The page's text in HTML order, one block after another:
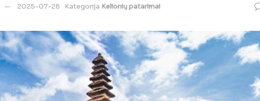
2025-07-28 Kategorija Kelionių patarimai